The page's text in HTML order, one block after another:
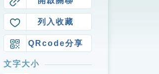
列入收藏
QRcode分享
文字大小